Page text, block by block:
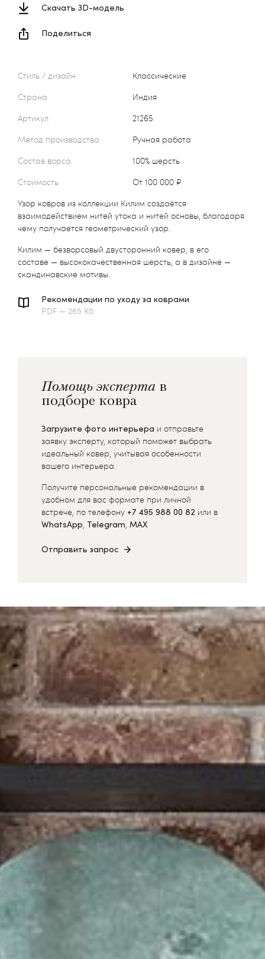
Стиль / дизайн
Классические
Страна
Индия
Артикул
21265
Метод производства
Ручная работа
Состав ворса
100% шерсть
Стоимость
от 100 000 ₽
Узор ковров из коллекции Килим создаётся
взаимодействием нитей утока и нитей основы, благодаря
чему получается геометрический узор.
Килим — безворсовый двусторонний ковер, в его
составе — высококачественная шерсть, а в дизайне —
скандинавские мотивы.
Рекомендации по уходу за коврами
PDF — 265 Кб
Скачать 3D-модель
Поделиться
Помощь эксперта в
подборе ковра
Загрузите фото интерьера и отправьте
заявку эксперту, который поможет выбрать
идеальный ковер, учитывая особенности
вашего интерьера.
Получите персональные рекомендации в
удобном для вас формате при личной
встрече, по телефону +7 495 988 00 82 или в
WhatsApp, Telegram, MAX
Отправить запрос